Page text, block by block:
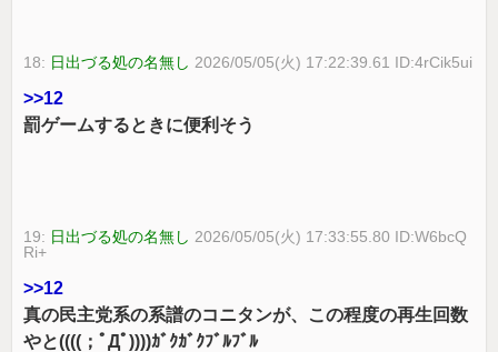
18: 日出づる処の名無し 2026/05/05(火) 17:22:39.61 ID:4rCik5ui
>>12
罰ゲームするときに便利そう
19: 日出づる処の名無し 2026/05/05(火) 17:33:55.80 ID:W6bcQ
Ri+
>>12
真の民主党系の系譜のコニタンが、この程度の再生回数
やと((((；ﾟДﾟ))))ｶﾞｸｶﾞｸﾌﾞﾙﾌﾞﾙ